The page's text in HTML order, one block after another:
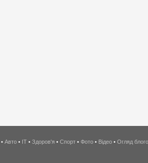
• Авто • IT • Здоров'я • Спорт • Фото • Відео • Огляд